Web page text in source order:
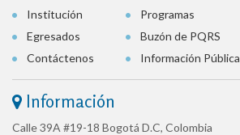
Institución
Programas
Egresados
Buzón de PQRS
Contáctenos
Información Pública
Información
Calle 39A #19-18 Bogotá D.C, Colombia